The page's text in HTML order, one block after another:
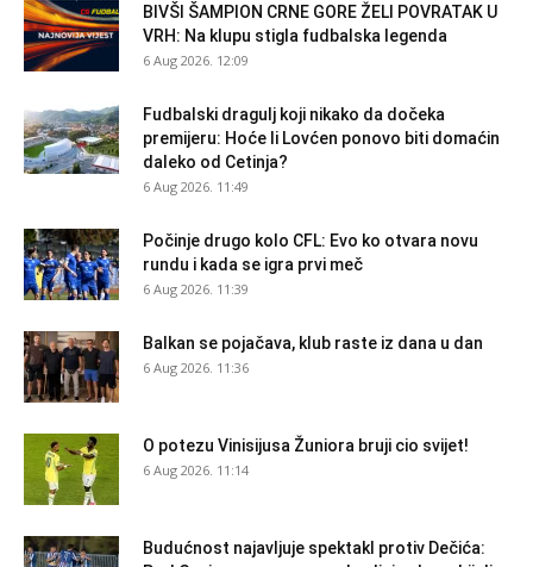
BIVŠI ŠAMPION CRNE GORE ŽELI POVRATAK U
VRH: Na klupu stigla fudbalska legenda
6 Aug 2026. 12:09
Fudbalski dragulj koji nikako da dočeka
premijeru: Hoće li Lovćen ponovo biti domaćin
daleko od Cetinja?
6 Aug 2026. 11:49
Počinje drugo kolo CFL: Evo ko otvara novu
rundu i kada se igra prvi meč
6 Aug 2026. 11:39
Balkan se pojačava, klub raste iz dana u dan
6 Aug 2026. 11:36
O potezu Vinisijusa Žuniora bruji cio svijet!
6 Aug 2026. 11:14
Budućnost najavljuje spektakl protiv Dečića: